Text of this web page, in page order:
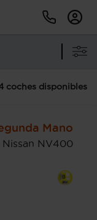
coches disponibles
Mano
Nissan NV400